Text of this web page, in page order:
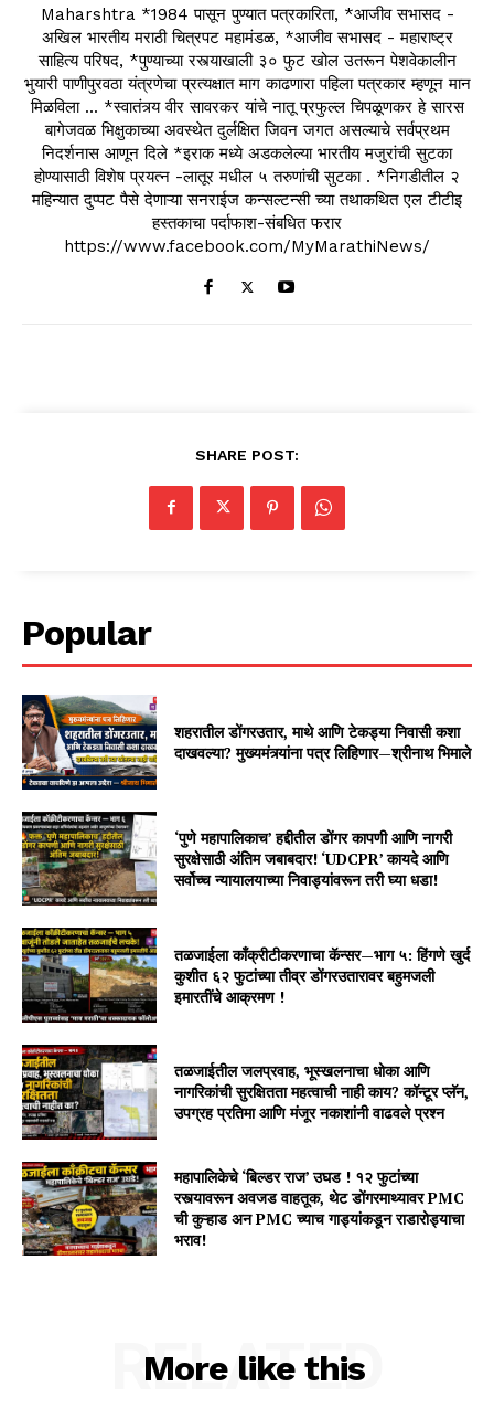
Maharshtra *1984 पासून पुण्यात पत्रकारिता, *आजीव सभासद -
अखिल भारतीय मराठी चित्रपट महामंडळ, *आजीव सभासद - महाराष्ट्र
साहित्य परिषद, *पुण्याच्या रस्त्याखाली ३० फुट खोल उतरून पेशवेकालीन
भुयारी पाणीपुरवठा यंत्रणेचा प्रत्यक्षात माग काढणारा पहिला पत्रकार म्हणून मान
मिळविला ... *स्वातंत्र्य वीर सावरकर यांचे नातू प्रफुल्ल चिपळूणकर हे सारस
बागेजवळ भिक्षुकाच्या अवस्थेत दुर्लक्षित जिवन जगत असल्याचे सर्वप्रथम
निदर्शनास आणून दिले *इराक मध्ये अडकलेल्या भारतीय मजुरांची सुटका
होण्यासाठी विशेष प्रयत्न -लातूर मधील ५ तरुणांची सुटका . *निगडीतील २
महिन्यात दुप्पट पैसे देणाऱ्या सनराईज कन्सल्टन्सी च्या तथाकथित एल टीटीइ
हस्तकाचा पर्दाफाश-संबधित फरार
https://www.facebook.com/MyMarathiNews/
SHARE POST:
Popular
शहरातील डोंगरउतार, माथे आणि टेकड्या निवासी कशा
दाखवल्या? मुख्यमंत्र्यांना पत्र लिहिणार—श्रीनाथ भिमाले
‘पुणे महापालिकाच’ हद्दीतील डोंगर कापणी आणि नागरी
सुरक्षेसाठी अंतिम जबाबदार! ‘UDCPR’ कायदे आणि
सर्वोच्च न्यायालयाच्या निवाड्यांवरून तरी घ्या धडा!
तळजाईला काँक्रीटीकरणाचा कॅन्सर—भाग ५: हिंगणे खुर्द
कुशीत ६२ फुटांच्या तीव्र डोंगरउतारावर बहुमजली
इमारतींचे आक्रमण !
तळजाईतील जलप्रवाह, भूस्खलनाचा धोका आणि
नागरिकांची सुरक्षितता महत्वाची नाही काय? कॉन्टूर प्लॅन,
उपग्रह प्रतिमा आणि मंजूर नकाशांनी वाढवले प्रश्न
महापालिकेचे ‘बिल्डर राज’ उघड ! १२ फुटांच्या
रस्त्यावरून अवजड वाहतूक, थेट डोंगरमाथ्यावर PMC
ची कुऱ्हाड अन PMC च्याच गाड्यांकडून राडारोड्याचा
भराव!
More like this
RELATED